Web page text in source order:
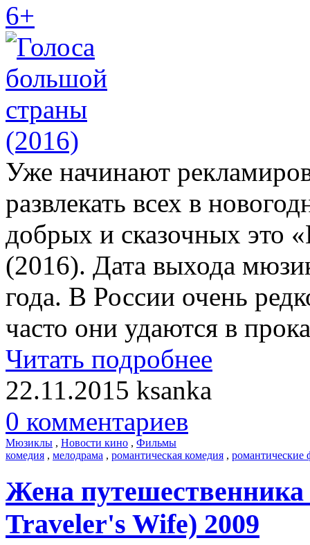
6+
Уже начинают
развлекать всех в
добрых и сказочных это
(2016). Дата выхода
года. В России очень
часто они удаются в
Читать подробнее
22.11.2015 ksanka
0 комментариев
Мюзиклы , Новости кино , Фильмы
комедия , мелодрама , романтическая комедия , романтические
​Жена
Traveler's Wife) 2009